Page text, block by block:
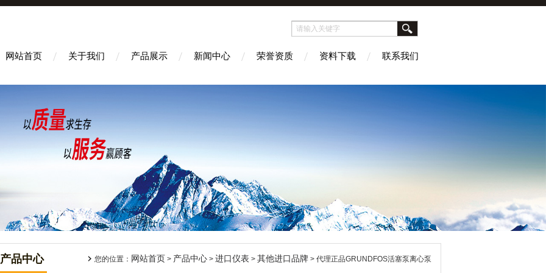
网站首页 关于我们 产品展示 新闻中心 荣誉资质 资料下载 联系我们
产品中心 您的位置： 网站首页 > 产品中心 > 进口仪表 > 其他进口品牌 > 代理正品GRUNDFOS活塞泵离心泵